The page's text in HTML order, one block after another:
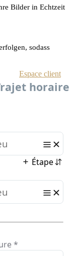
Bilder in Echtzeit
sodass